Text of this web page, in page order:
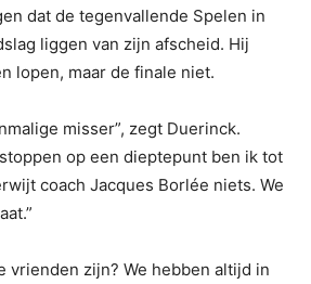
dat de tegenvallende Spelen in
liggen van zijn afscheid. Hij
lopen, maar de finale niet.
misser”, zegt Duerinck.
op een dieptepunt ben ik tot
coach Jacques Borlée niets. We
vrienden zijn? We hebben altijd in